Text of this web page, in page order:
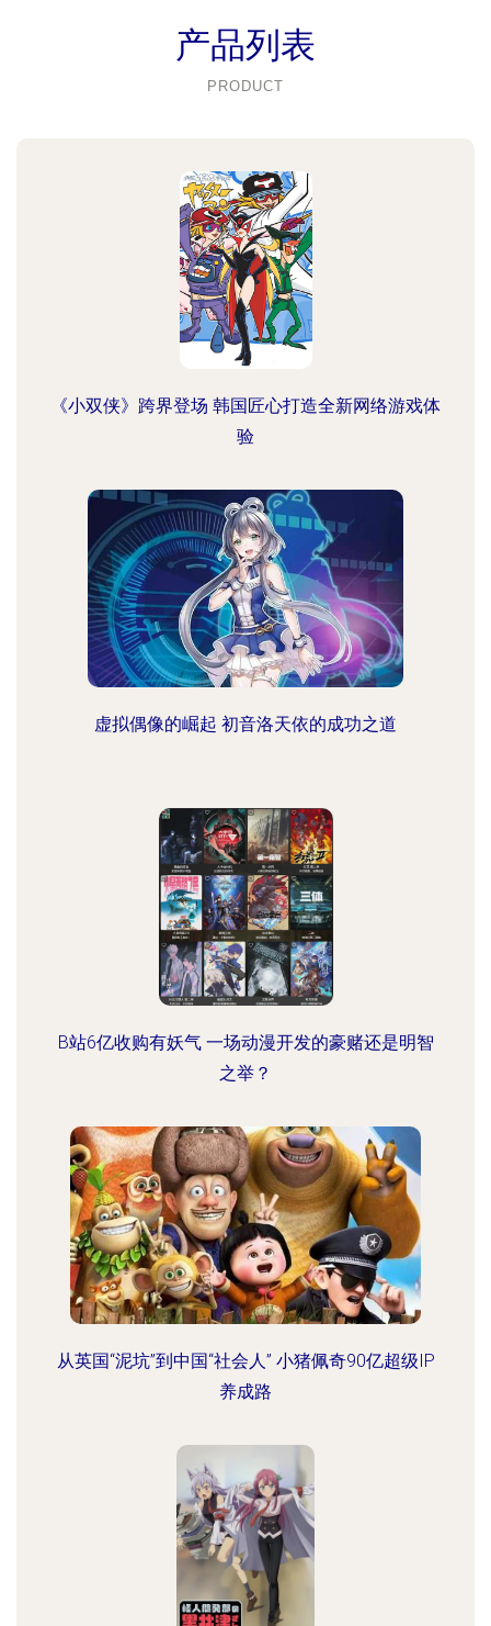
产品列表
PRODUCT
《小双侠》跨界登场 韩国匠心打造全新网络游戏体
验
虚拟偶像的崛起 初音洛天依的成功之道
B站6亿收购有妖气 一场动漫开发的豪赌还是明智
之举？
从英国“泥坑”到中国“社会人” 小猪佩奇90亿超级IP
养成路